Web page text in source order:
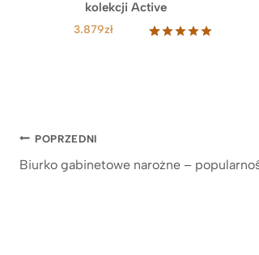
kolekcji Active
3.879zł
Nawigacja
wpisu
POPRZEDNI
Biurko gabinetowe narożne –